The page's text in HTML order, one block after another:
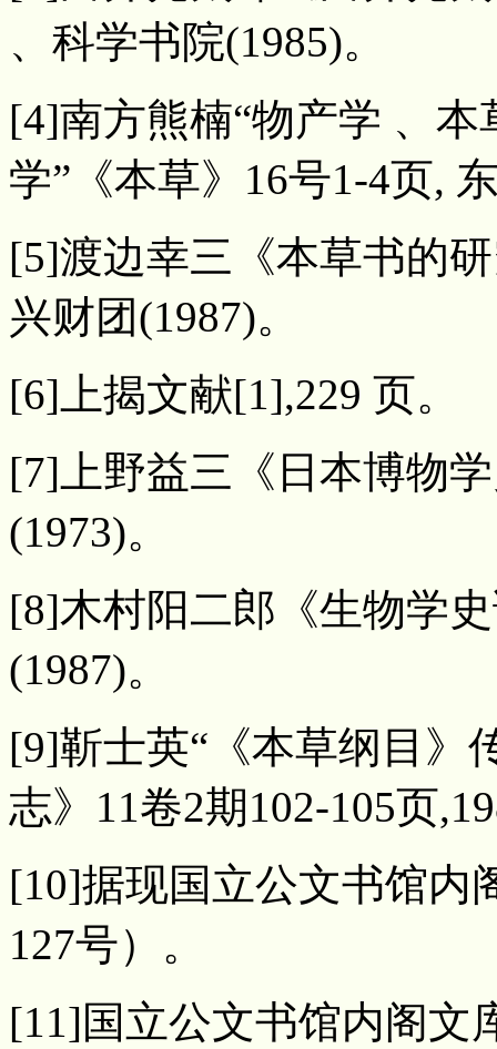
、科学书院(1985)。
[4]南方熊楠“物产学 、
学”《本草》16号1-4页,
[5]渡边幸三《本草书的
兴财团(1987)。
[6]上揭文献[1],229 页。
[7]上野益三《日本博物
(1973)。
[8]木村阳二郎《生物学
(1987)。
[9]靳士英“《本草纲目》
志》11卷2期102-105页
[10]据现国立公文书馆内
127号）。
[11]国立公文书馆内阁文